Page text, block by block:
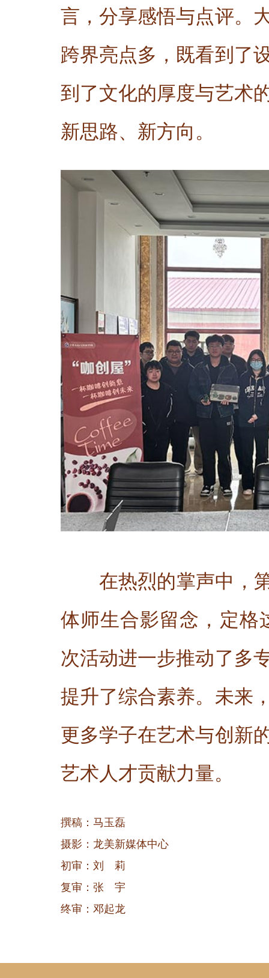
言，分享感悟与点评。
跨界亮点多，既看到了
到了文化的厚度与艺术
新思路、新方向。
在热烈的掌声中，
体师生合影留念，定格
次活动进一步推动了多
提升了综合素养。未来
更多学子在艺术与创新
艺术人才贡献力量。
撰稿：马玉磊
摄影：龙美新媒体中心
初审：刘 莉
复审：张 宇
终审：邓起龙